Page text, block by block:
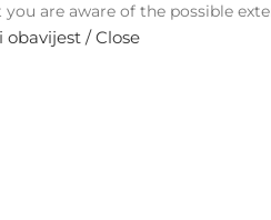
are aware of the possible
obavijest / Close